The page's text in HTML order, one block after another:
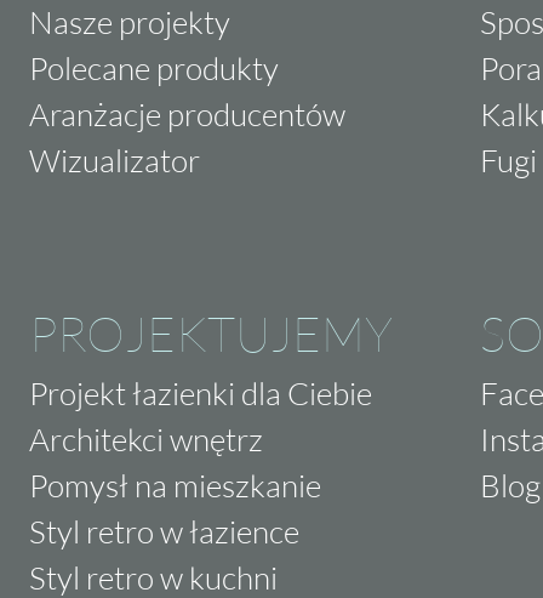
Nasze projekty
Polecane produkty
Aranżacje producentów
Wizualizator
PROJEKTUJEMY
Projekt łazienki dla Ciebie
Architekci wnętrz
Pomysł na mieszkanie
Styl retro w łazience
Styl retro w kuchni
Blog